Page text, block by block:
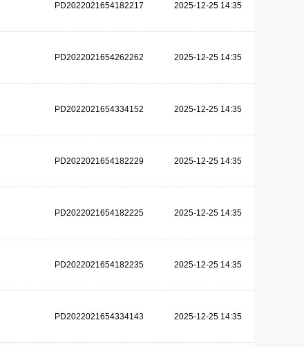
PD2022021654182217 2025-12-25 14:35
PD2022021654262262 2025-12-25 14:35
PD2022021654334152 2025-12-25 14:35
PD2022021654182229 2025-12-25 14:35
PD2022021654182225 2025-12-25 14:35
PD2022021654182235 2025-12-25 14:35
PD2022021654334143 2025-12-25 14:35